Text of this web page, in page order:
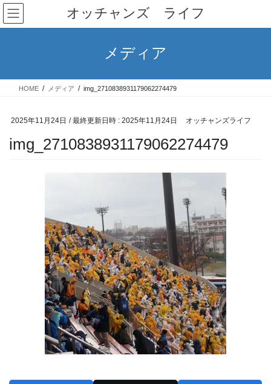
コ
ン
テ
ス
ナ
ビ
ゲ
ン
オッチャンズ ライフ
メディア
HOME メディア img_2710838931179062274479
2025年11月24日 / 最終更新日時 : 2025年11月24日 オッチャンズライフ
img_2710838931179062274479